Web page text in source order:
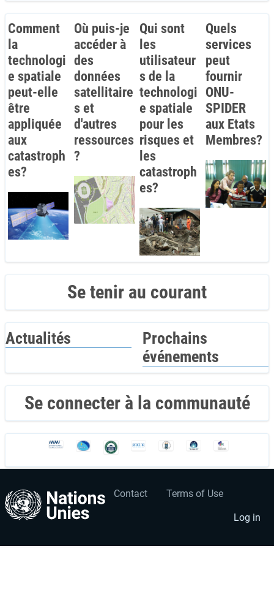
Comment
la
technologi
e spatiale
peut-elle
être
appliquée
aux
catastroph
es?
Où puis-je
accéder à
des
données
satellitaire
s et
d'autres
ressources
?
Qui sont
les
utilisateur
s de la
technologi
e spatiale
pour les
risques et
les
catastroph
es?
Quels
services
peut
fournir
ONU-
SPIDER
aux Etats
Membres?
Se tenir au courant
Actualités
Prochains
événements
Se connecter à la communauté
Footer
Contact Terms of Use
User
account
menu
Log in